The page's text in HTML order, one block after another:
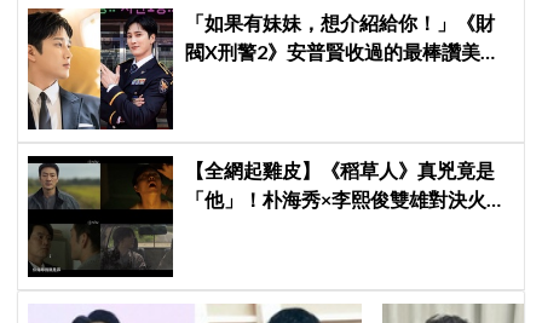
「如果有妹妹，想介紹給你！」《財
閥X刑警2》安普賢收過的最棒讚美，
【全網起雞皮】《稻草人》真兇竟是
「他」！朴海秀×李熙俊雙雄對決火花